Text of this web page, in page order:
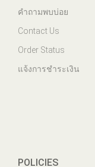
คำถามพบบ่อย
Contact Us
Order Status
แจ้งการชำระเงิน
POLICIES